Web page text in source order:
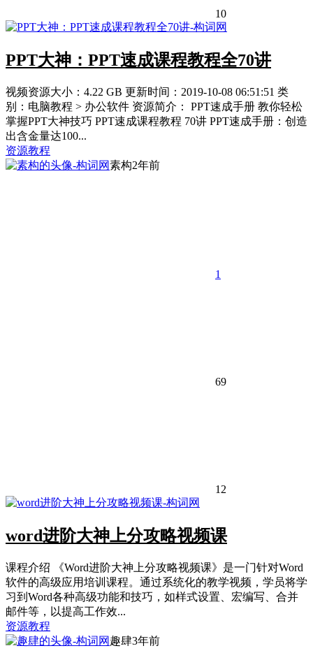
10
PPT大神：PPT速成课程教程全70讲
视频资源大小：4.22 GB 更新时间：2019-10-08 06:51:51 类
别：电脑教程 > 办公软件 资源简介： PPT速成手册 教你轻松
掌握PPT大神技巧 PPT速成课程教程 70讲 PPT速成手册：创造
出含金量达100...
资源教程
素构2年前
1
69
12
word进阶大神上分攻略视频课
课程介绍 《Word进阶大神上分攻略视频课》是一门针对Word
软件的高级应用培训课程。通过系统化的教学视频，学员将学
习到Word各种高级功能和技巧，如样式设置、宏编写、合并
邮件等，以提高工作效...
资源教程
趣肆3年前